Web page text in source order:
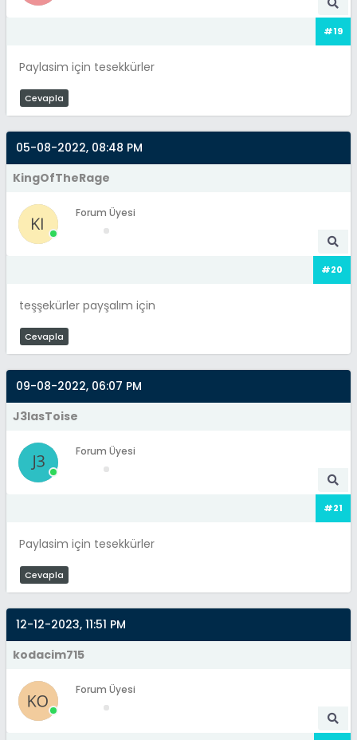
#19
Paylasim için tesekkürler
Cevapla
05-08-2022, 08:48 PM
KingOfTheRage
Forum Üyesi
#20
teşşekürler payşalım için
Cevapla
09-08-2022, 06:07 PM
J3lasToise
Forum Üyesi
#21
Paylasim için tesekkürler
Cevapla
12-12-2023, 11:51 PM
kodacim715
Forum Üyesi